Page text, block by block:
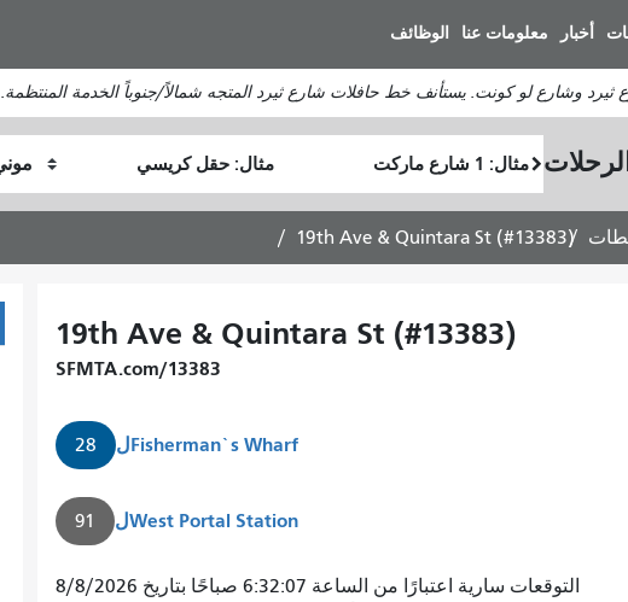
المحتوى
الرئيسي
أخبار معلومات عنا الوظائف
وشارع لو كونت. يستأنف خط حافلات شارع ثيرد المتجه شمالاً/جنوباً الخدمة المنتظمة.
البداية
النهاية
كيف
أرغب
السفر
19th Ave & Quintara St (#13383)
19th Ave & Quintara St (#13383)
SFMTA.com/13383
28 لFisherman`s Wharf
91 لWest Portal Station
تصل
التوقعات سارية اعتبارًا من الساعة 6:32:07 صباحًا بتاريخ 8/8/2026